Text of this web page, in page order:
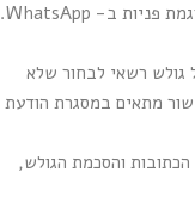
למספר הטלפון שלו הודעות שיווקיות כאלה ואחרות, אם כהודעות דוא"ל, מסרונים (SMS) או שדרים אלקטרונים אחרים, כדוגמת פניות ב- WhatsApp.
גולש רשאי לבחור שלא
מתאים במסגרת הודעת
והסכמת הגולש,